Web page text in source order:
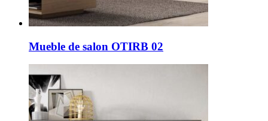
Mueble de salon OTIRB 02